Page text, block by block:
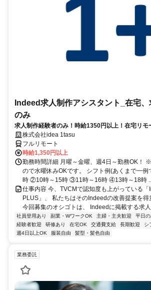
Indeed求人制作アシスタント_在宅
のみ
求人制作経験者のみ！時給1350円以上！在宅リモ
株式会社idea 1tasu
フルリモート
時給1,350円以上
勤務時間詳細 月曜～金曜、週4日～勤務OK！
ので水曜休みOKです。 シフト例(あくまで一
時 ②10時～15時 ③11時～16時 ④13時～18時
仕事内容 今、TVCMで認知度も上がっている
PLUS」、 私たちはそのIndeedの改善提案を得
今回募集のオシゴトは、 Indeedに掲載する求
社員登用あり 副業・WワークOK 主婦・主夫歓迎 平日
経験者歓迎
研修あり 在宅OK 交通費支給 長期歓迎 シ
週4日以上OK
服装自由 髪型・髪色自由
業務委託